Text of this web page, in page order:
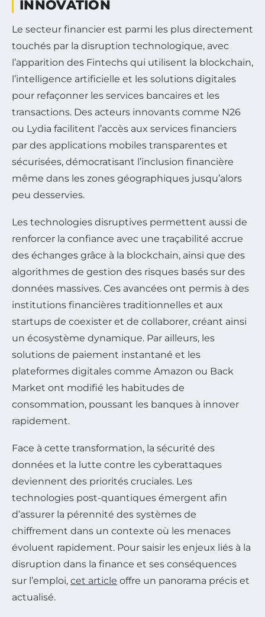
INNOVATION
Le secteur financier est parmi les plus directement
touchés par la disruption technologique, avec
l’apparition des Fintechs qui utilisent la blockchain,
l’intelligence artificielle et les solutions digitales
pour refaçonner les services bancaires et les
transactions. Des acteurs innovants comme N26
ou Lydia facilitent l’accès aux services financiers
par des applications mobiles transparentes et
sécurisées, démocratisant l’inclusion financière
même dans les zones géographiques jusqu’alors
peu desservies.
Les technologies disruptives permettent aussi de
renforcer la confiance avec une traçabilité accrue
des échanges grâce à la blockchain, ainsi que des
algorithmes de gestion des risques basés sur des
données massives. Ces avancées ont permis à des
institutions financières traditionnelles et aux
startups de coexister et de collaborer, créant ainsi
un écosystème dynamique. Par ailleurs, les
solutions de paiement instantané et les
plateformes digitales comme Amazon ou Back
Market ont modifié les habitudes de
consommation, poussant les banques à innover
rapidement.
Face à cette transformation, la sécurité des
données et la lutte contre les cyberattaques
deviennent des priorités cruciales. Les
technologies post-quantiques émergent afin
d’assurer la pérennité des systèmes de
chiffrement dans un contexte où les menaces
évoluent rapidement. Pour saisir les enjeux liés à la
disruption dans la finance et ses conséquences
sur l’emploi, cet article offre un panorama précis et
actualisé.